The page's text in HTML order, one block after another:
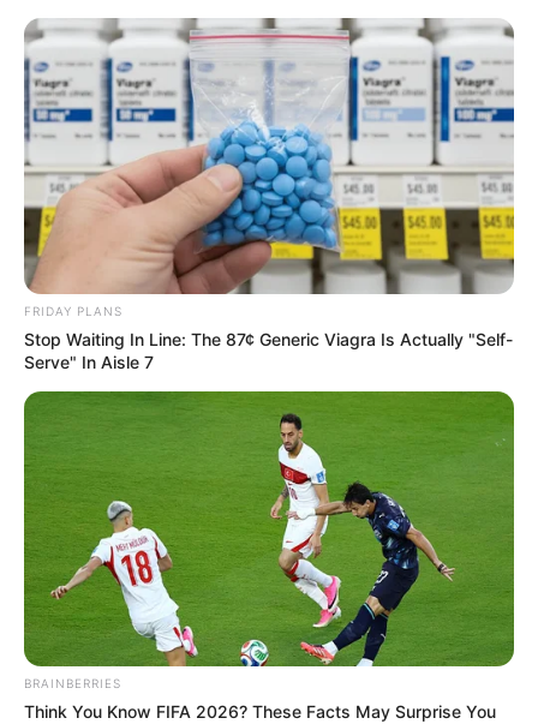
au
contenu AU PETIT PARIEUR
Pronostic Gratuit du Tiercé Quinté PMU du jour
Menu
PRIX OPERATION OVERLORD QUINTE PMU
09-04-2024
FRIDAY PLANS
Stop Waiting In Line: The 87¢ Generic Viagra Is Actually "Self-
Serve" In Aisle 7
BRAINBERRIES
Think You Know FIFA 2026? These Facts May Surprise You